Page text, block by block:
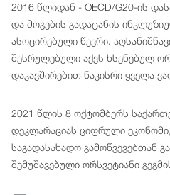
2016 წლიდან - OECD/G20-ის
და მოგების გადატანის
ასოცირებული წევრი.
შესრულებული აქვს ხსენებულ
დაკავშირებით ნაკისრი ყველა
2021 წლის 8 ოქტომბერს
დეკლარაციას ციფრული
საგადასახადო გამოწვევებთან
შემუშავებული ორსვეტიანი